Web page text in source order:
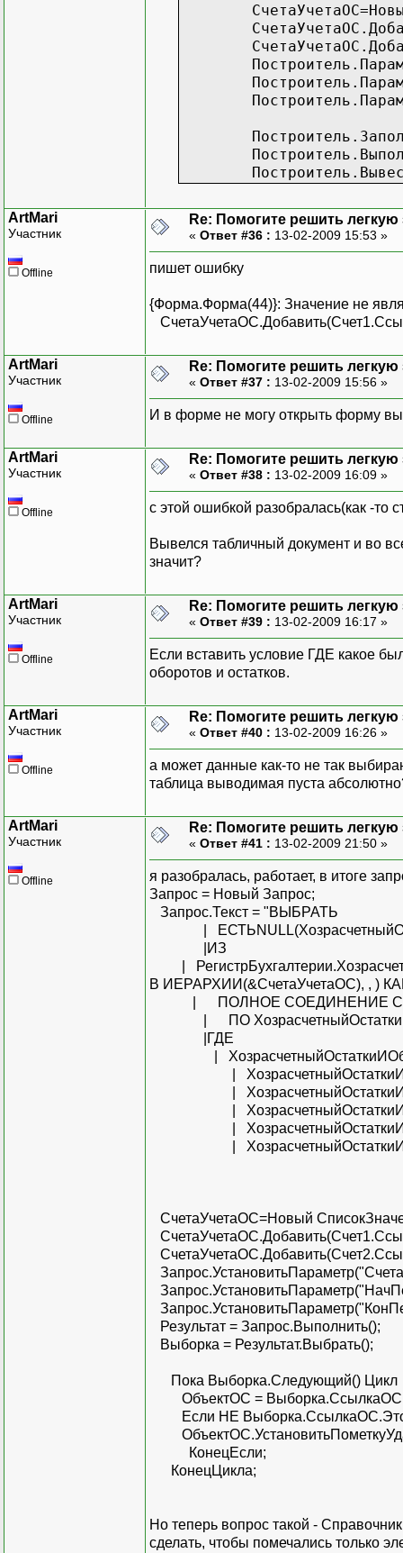
ArtMari
Участник
Offline
Re: Помогите решить легкую
« Ответ #36 : 13-02-2009 15:53 »
пишет ошибку
{Форма.Форма(44)}: Значение не
ArtMari
Участник
Offline
Re: Помогите решить легкую
« Ответ #37 : 13-02-2009 15:56 »
И в форме не могу открыть форму
ArtMari
Участник
Offline
Re: Помогите решить легкую
« Ответ #38 : 13-02-2009 16:09 »
с этой ошибкой разобралась(как -то
Вывелся табличный документ и во
значит?
ArtMari
Участник
Offline
Re: Помогите решить легкую
« Ответ #39 : 13-02-2009 16:17 »
Если вставить условие ГДЕ какое
оборотов и остатков.
ArtMari
Участник
Offline
Re: Помогите решить легкую
« Ответ #40 : 13-02-2009 16:26 »
а может данные как-то не так
таблица выводимая пуста
ArtMari
Участник
Offline
Re: Помогите решить легкую
« Ответ #41 : 13-02-2009 21:50 »
я разобралась, работает, в итоге
Запрос = Новый Запрос;
Запрос.Текст = "ВЫБРАТЬ
|
|ИЗ
|
В ИЕРАРХИИ(&СчетаУчетаОС), , )
| ПОЛНОЕ СОЕДИНЕНИЕ
| ПО
|ГДЕ
|
|
|
|
|
|
СчетаУчетаОС=Новый
Результат = Запрос.Выполнить();
Выборка = Результат.Выбрать();
Пока Выборка.Следующий() Цикл
ОбъектОС =
Если НЕ
КонецЕсли;
КонецЦикла;
Но теперь вопрос такой -
сделать, чтобы помечались только